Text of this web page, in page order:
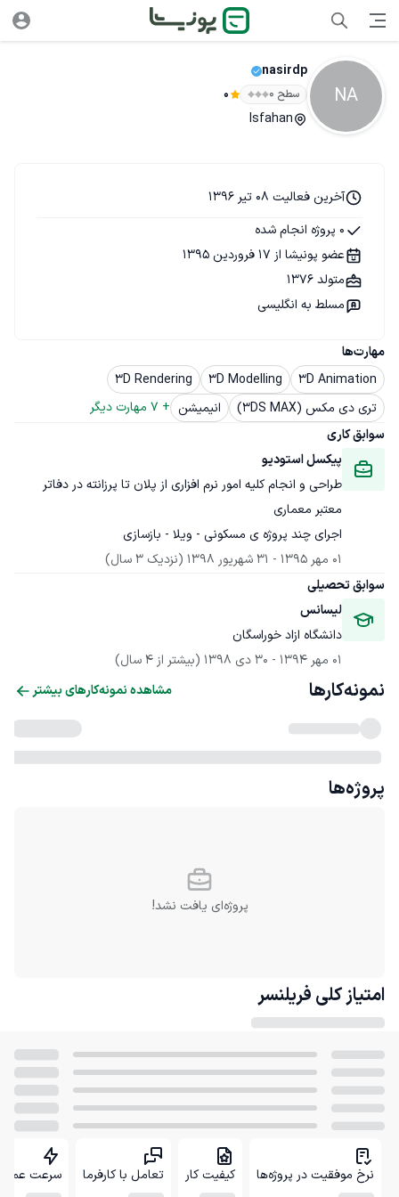
NA
nasirdp
سطح ۰ 0
Isfahan
مهارت‌ها
3D Animation
3D Modelling
3D Rendering
تری دی مکس (3DS MAX)
انیمیشن +
7 مهارت دیگر
سوابق کاری
پیکسل استودیو
طراحی و انجام کلیه امور نرم افزاری از پلان تا پرزانته در دفاتر
اجرای چند پروژه ی مسکونی - ویلا - بازسازی
01 مهر 1395
- 31 شهریور 1398
(نزدیک 3 سال)
سوابق تحصیلی
لیسانس
دانشگاه ازاد خوراسگان
01 مهر 1394
- 30 دی 1398 (بیشتر از 4 سال)
آخرین فعالیت 08 تیر 1396
0 پروژه انجام شده
عضو پونیشا از 17 فروردین 1395
متولد 1376
مسلط به انگلیسی
نمونه‌کارها مشاهده نمونه‌کارهای بیشتر
پروژه‌ها
پروژه‌ای یافت نشد!
امتیاز کلی فریلنسر
نرخ موفقیت در پروژه‌ها کیفیت کار تعامل با کارفرما سرعت عمل